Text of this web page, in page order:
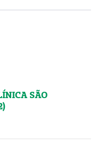
SÃO